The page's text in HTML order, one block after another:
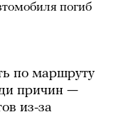
погиб
по маршруту
причин —
из-за